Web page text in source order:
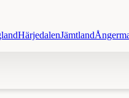
HärjedalenJämtland